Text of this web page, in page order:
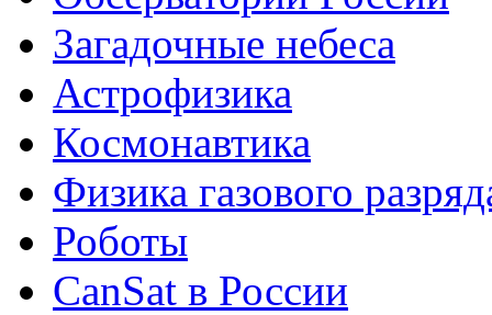
Загадочные небеса
Астрофизика
Космонавтика
Физика газового
Роботы
CanSat в России